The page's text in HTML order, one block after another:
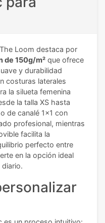
Loom destaca por
de 150g/m² que ofrece
y durabilidad
costuras laterales
la silueta femenina
la talla XS hasta
de canalé 1x1 con
profesional, mientras
facilita la
perfecto entre
en la opción ideal